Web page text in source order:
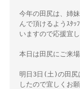
今年の田尻は、姉
んで頂けるようｽﾀｯ
いますので応援宜し
本日は田尻にご来
明日3日(土)の田尻
したので宜しくお